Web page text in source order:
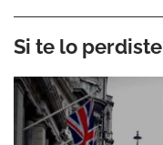
Si te lo perdiste